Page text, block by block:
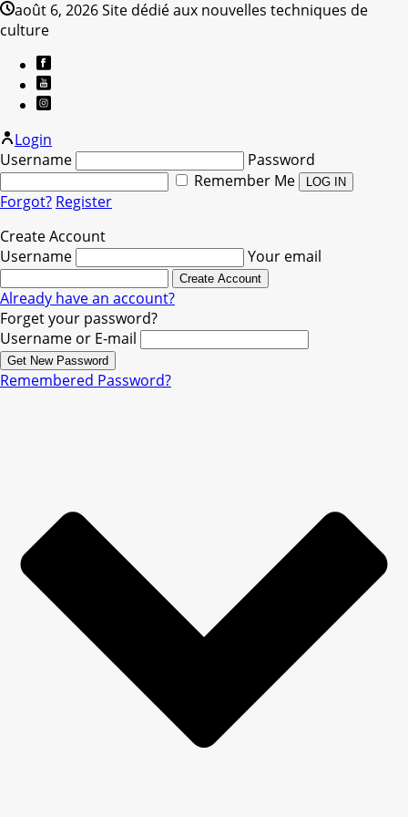
août 6, 2026Site dédié aux nouvelles techniques de
culture
Login
Username
Password
Remember Me
Forgot? Register
Create Account
Username
Your email
Already have an account?
Forget your password?
Username or E-mail
Remembered Password?